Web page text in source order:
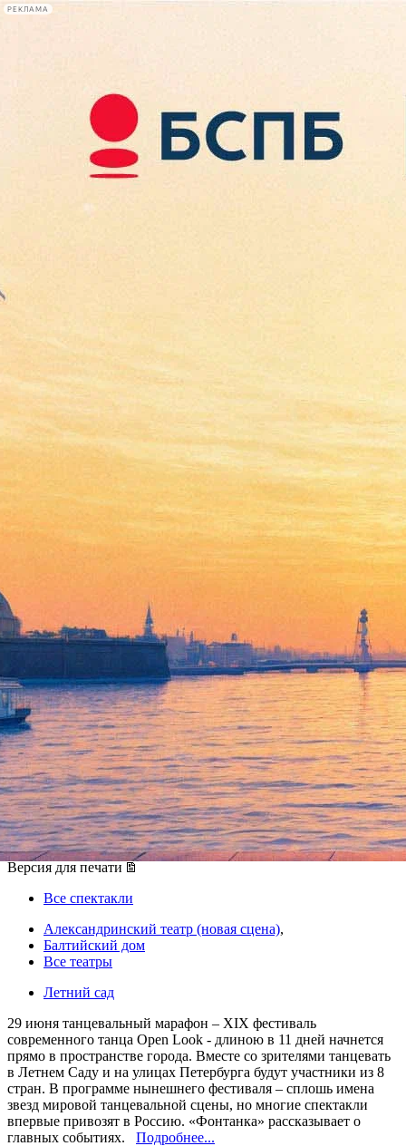
РЕКЛАМА
Сегодня:
2026.08.07
10:12
Афиша Plus
Танцевальный марафон
Open Look начнется в
Летнем саду
29 июня 2017, четверг-09 июля 2017, воскресенье
Версия для печати
Все спектакли
Александринский театр (новая сцена),
Балтийский дом
Все театры
Летний сад
29 июня танцевальный марафон – XIX фестиваль
современного танца Open Look - длиною в 11 дней начнется
прямо в пространстве города. Вместе со зрителями танцевать
в Летнем Саду и на улицах Петербурга будут участники из 8
стран. В программе нынешнего фестиваля – сплошь имена
звезд мировой танцевальной сцены, но многие спектакли
впервые привозят в Россию. «Фонтанка» рассказывает о
главных событиях. Подробнее...